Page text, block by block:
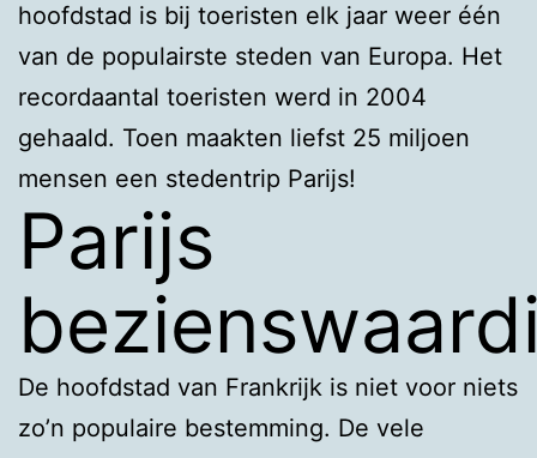
hoofdstad is bij toeristen elk jaar weer één
van de populairste steden van Europa. Het
recordaantal toeristen werd in 2004
gehaald. Toen maakten liefst 25 miljoen
mensen een stedentrip Parijs!
Parijs
De hoofdstad van Frankrijk is niet voor niets
zo’n populaire bestemming. De vele